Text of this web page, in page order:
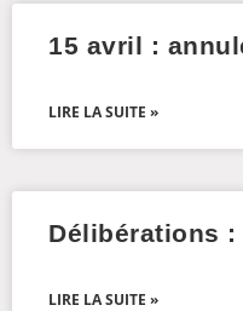
15 avril :
LIRE LA SUITE »
Délibérations :
LIRE LA SUITE »